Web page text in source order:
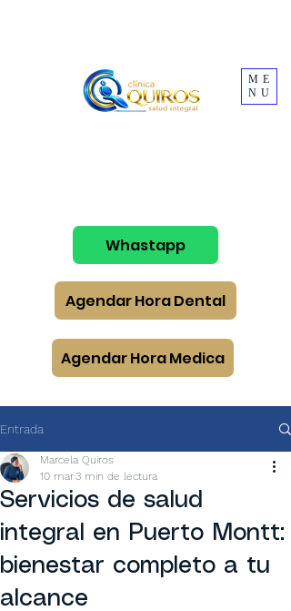
ME
NU
Agendar Hora Medica
Agendar Hora Dental
Whastapp
Entrada
Servicios de salud
integral en Puerto Montt:
bienestar completo a tu
alcance
Marcela Quiros
10 mar3 min de lectura